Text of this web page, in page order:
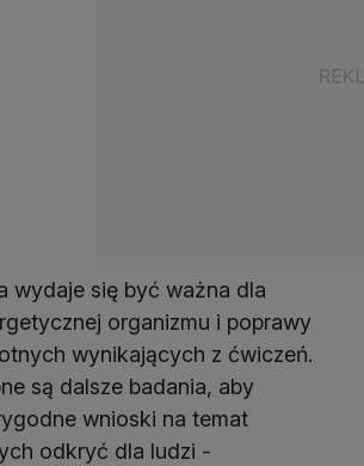
wydaje się być ważna dla
organizmu i poprawy
wynikających z ćwiczeń.
są dalsze badania, aby
wnioski na temat
odkryć dla ludzi -